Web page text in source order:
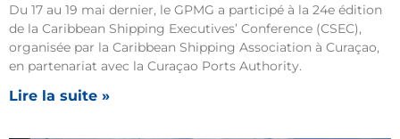
Du 17 au 19 mai dernier, le GPMG a participé à la 24e édition
de la Caribbean Shipping Executives’ Conference (CSEC),
organisée par la Caribbean Shipping Association à Curaçao,
en partenariat avec la Curaçao Ports Authority.
Lire la suite »